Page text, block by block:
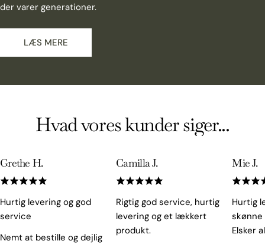
der varer generationer.
LÆS MERE
Hvad vores kunder siger...
Grethe H.
Hurtig levering og god
service
Nemt at bestille og dejlig
Camilla J.
Rigtig god service, hurtig
levering og et lækkert
produkt.
Mie J.
Hurtig
Elsker